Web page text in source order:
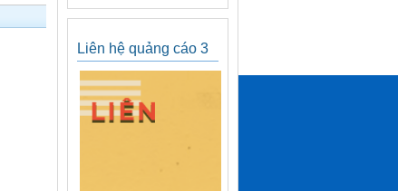
Liên hệ quảng cáo 3